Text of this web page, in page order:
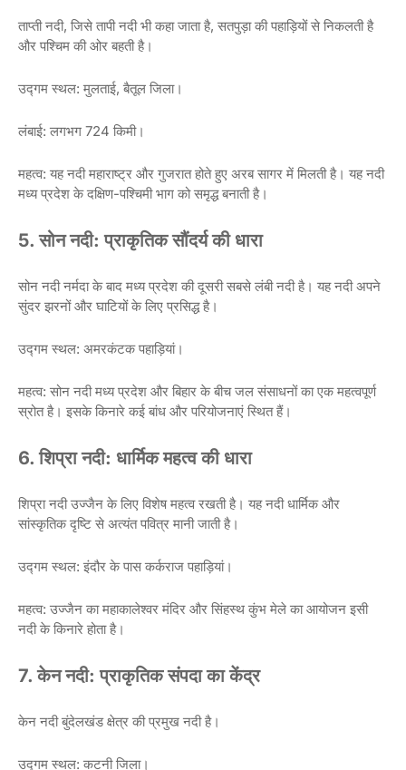
ताप्ती नदी, जिसे तापी नदी भी कहा जाता है, सतपुड़ा की पहाड़ियों से निकलती है
और पश्चिम की ओर बहती है।
उद्गम स्थल: मुलताई, बैतूल जिला।
लंबाई: लगभग 724 किमी।
महत्व: यह नदी महाराष्ट्र और गुजरात होते हुए अरब सागर में मिलती है। यह नदी
मध्य प्रदेश के दक्षिण-पश्चिमी भाग को समृद्ध बनाती है।
5. सोन नदी: प्राकृतिक सौंदर्य की धारा
सोन नदी नर्मदा के बाद मध्य प्रदेश की दूसरी सबसे लंबी नदी है। यह नदी अपने
सुंदर झरनों और घाटियों के लिए प्रसिद्ध है।
उद्गम स्थल: अमरकंटक पहाड़ियां।
महत्व: सोन नदी मध्य प्रदेश और बिहार के बीच जल संसाधनों का एक महत्वपूर्ण
स्रोत है। इसके किनारे कई बांध और परियोजनाएं स्थित हैं।
6. शिप्रा नदी: धार्मिक महत्व की धारा
शिप्रा नदी उज्जैन के लिए विशेष महत्व रखती है। यह नदी धार्मिक और
सांस्कृतिक दृष्टि से अत्यंत पवित्र मानी जाती है।
उद्गम स्थल: इंदौर के पास कर्कराज पहाड़ियां।
महत्व: उज्जैन का महाकालेश्वर मंदिर और सिंहस्थ कुंभ मेले का आयोजन इसी
नदी के किनारे होता है।
7. केन नदी: प्राकृतिक संपदा का केंद्र
केन नदी बुंदेलखंड क्षेत्र की प्रमुख नदी है।
उद्गम स्थल: कटनी जिला।